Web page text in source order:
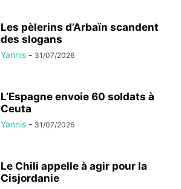
Les pèlerins d’Arbaïn scandent
des slogans
Yannis - 31/07/2026
L’Espagne envoie 60 soldats à
Ceuta
Yannis - 31/07/2026
Le Chili appelle à agir pour la
Cisjordanie